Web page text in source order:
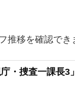
推移を確認でき
庁・捜査一課長